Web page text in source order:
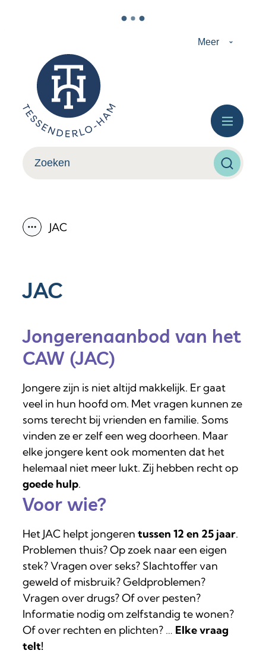
Meer
Tessenderlo-Ham
Zoeken
Menu
Toon alle broodkruimel items
JAC
JAC
Jongerenaanbod van het
CAW (JAC)
Jongere zijn is niet altijd makkelijk. Er gaat
veel in hun hoofd om. Met vragen kunnen ze
soms terecht bij vrienden en familie. Soms
vinden ze er zelf een weg doorheen. Maar
elke jongere kent ook momenten dat het
helemaal niet meer lukt. Zij hebben recht op
goede hulp.
Voor wie?
Het JAC helpt jongeren tussen 12 en 25 jaar.
Problemen thuis? Op zoek naar een eigen
stek? Vragen over seks? Slachtoffer van
geweld of misbruik? Geldproblemen?
Vragen over drugs? Of over pesten?
Informatie nodig om zelfstandig te wonen?
Of over rechten en plichten? … Elke vraag
telt!